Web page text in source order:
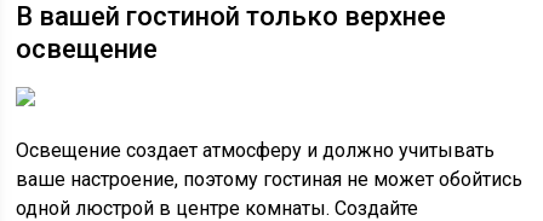
В вашей гостиной только верхнее
освещение
Освещение создает атмосферу и должно учитывать
ваше настроение, поэтому гостиная не может обойтись
одной люстрой в центре комнаты. Создайте